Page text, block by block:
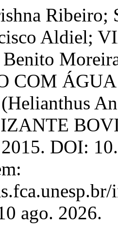
Ribeiro;
Aldiel;
COM
DOI:
ago. 2026.